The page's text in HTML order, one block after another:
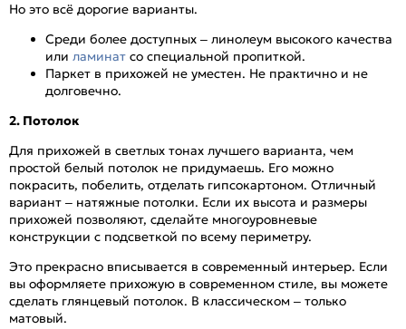
Но это всё дорогие варианты.
Среди более доступных – линолеум высокого качества
или ламинат со специальной пропиткой.
Паркет в прихожей не уместен. Не практично и не
долговечно.
2. Потолок
Для прихожей в светлых тонах лучшего варианта, чем
простой белый потолок не придумаешь. Его можно
покрасить, побелить, отделать гипсокартоном. Отличный
вариант – натяжные потолки. Если их высота и размеры
прихожей позволяют, сделайте многоуровневые
конструкции с подсветкой по всему периметру.
Это прекрасно вписывается в современный интерьер. Если
вы оформляете прихожую в современном стиле, вы можете
сделать глянцевый потолок. В классическом – только
матовый.